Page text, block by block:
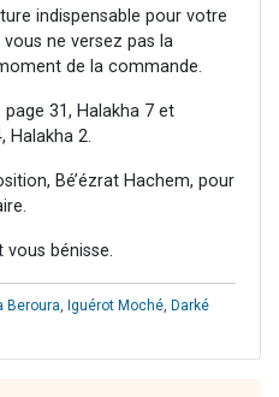
indispensable pour votre
ne versez pas la
de la commande.
31, Halakha 7 et
Halakha 2.
Bé’ézrat Hachem, pour
vous bénisse.
Beroura, Iguérot Moché, Darké